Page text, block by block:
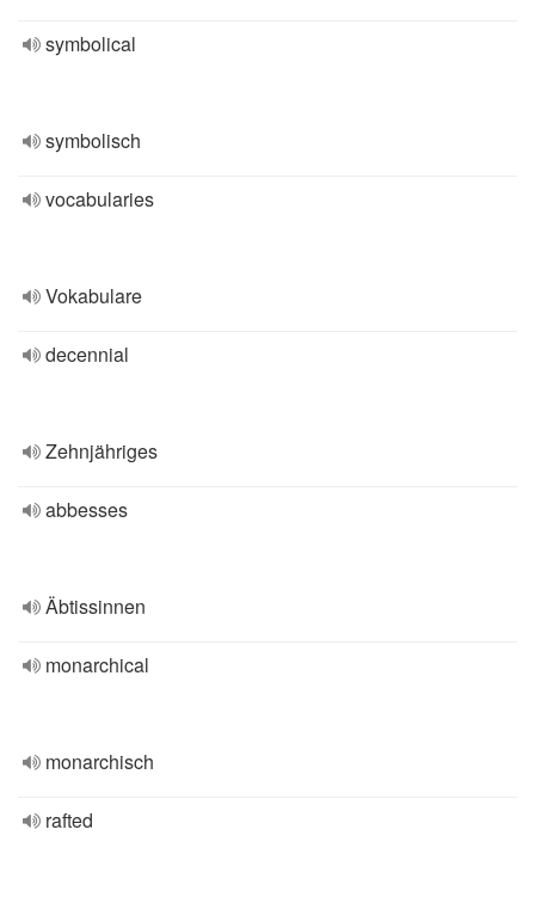
symbolical
symbolisch
vocabularies
Vokabulare
decennial
Zehnjähriges
abbesses
Äbtissinnen
monarchical
monarchisch
rafted